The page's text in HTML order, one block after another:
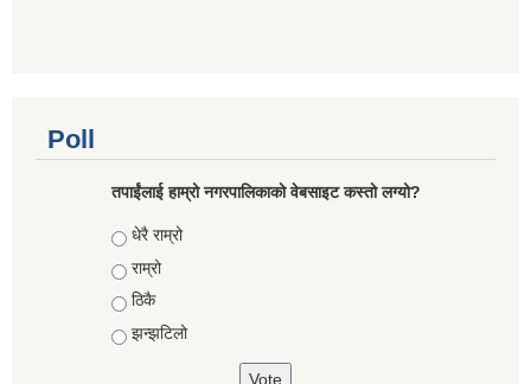
Poll
तपाईंलाई हाम्रो नगरपालिकाको वेबसाइट कस्तो लग्यो?
Choices
धेरै राम्रो
राम्रो
ठिकै
झन्झटिलो